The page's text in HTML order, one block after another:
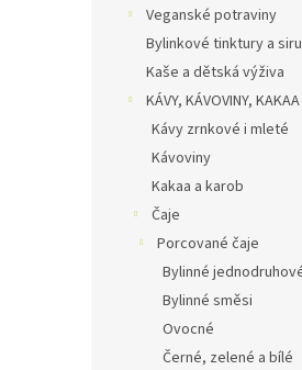
Veganské potraviny
Bylinkové tinktury a
Kaše a dětská výživa
KÁVY, KÁVOVINY,
Kávy zrnkové i mleté
Kávoviny
Kakaa a karob
Čaje
Porcované čaje
Bylinné
Bylinné směsi
Ovocné
Černé, zelené a bílé